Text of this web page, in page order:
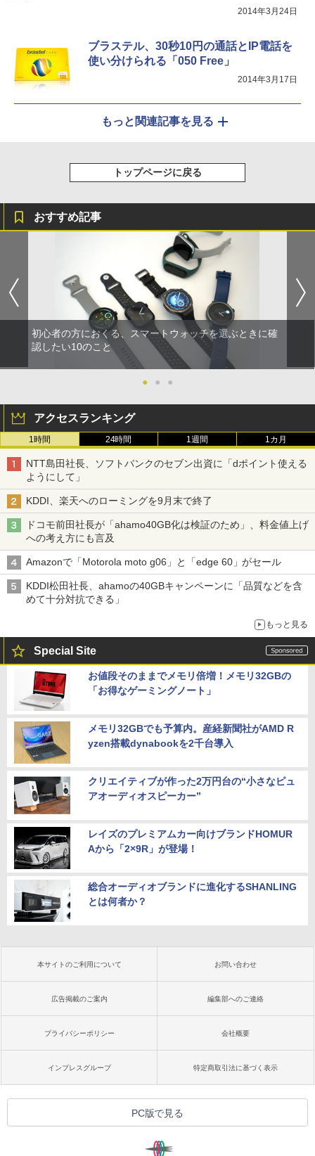
2014年3月24日
ブラステル、30秒10円の通話とIP電話を
使い分けられる「050 Free」
2014年3月17日
もっと関連記事を見る
トップページに戻る
おすすめ記事
初心者の方におくる、スマートウォッチを選ぶときに確
認したい10のこと
● ● ●
アクセスランキング
1時間 24時間 1週間 1カ月
NTT島田社長、ソフトバンクのセブン出資に「dポイント使える
ようにして」
KDDI、楽天へのローミングを9月末で終了
ドコモ前田社長が「ahamo40GB化は検証のため」、料金値上げ
への考え方にも言及
Amazonで「Motorola moto g06」と「edge 60」がセール
KDDI松田社長、ahamoの40GBキャンペーンに「品質などを含
めて十分対抗できる」
もっと見る
Special Site
お値段そのままでメモリ倍増！メモリ32GBの
「お得なゲーミングノート」
メモリ32GBでも予算内。産経新聞社がAMD R
yzen搭載dynabookを2千台導入
クリエイティブが作った2万円台の“小さなピュ
アオーディオスピーカー”
レイズのプレミアムカー向けブランドHOMUR
Aから「2×9R」が登場！
総合オーディオブランドに進化するSHANLING
とは何者か？
本サイトのご利用について お問い合わせ
広告掲載のご案内 編集部へのご連絡
プライバシーポリシー 会社概要
インプレスグループ 特定商取引法に基づく表示
PC版で見る